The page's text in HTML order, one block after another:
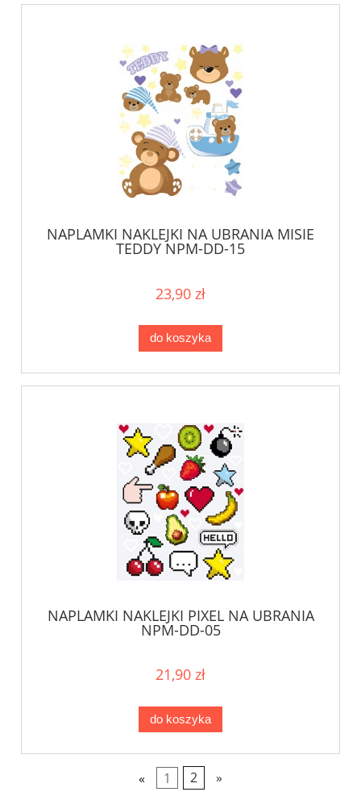
NAPLAMKI NAKLEJKI NA UBRANIA MISIE
TEDDY NPM-DD-15
23,90 zł
do koszyka
NAPLAMKI NAKLEJKI PIXEL NA UBRANIA
NPM-DD-05
21,90 zł
do koszyka
« 1 2 »